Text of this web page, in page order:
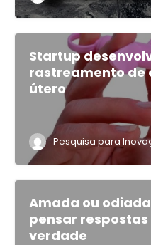
Startup
rastreamento de
útero
Pesquisa para
Amada ou
pensar
verdade